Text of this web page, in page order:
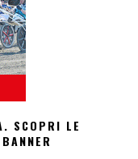
SCOPRI LE